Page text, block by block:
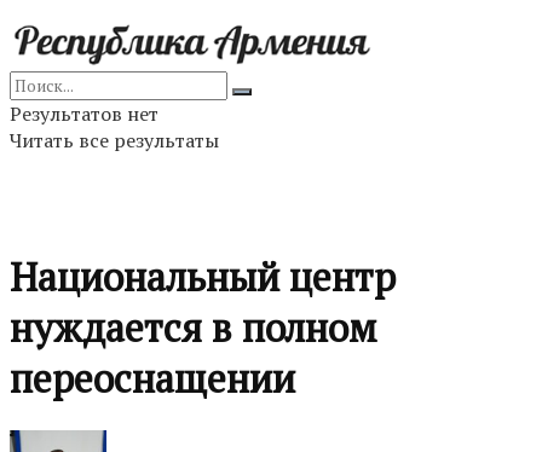
Результатов нет
Читать все результаты
Национальный центр
нуждается в полном
переоснащении